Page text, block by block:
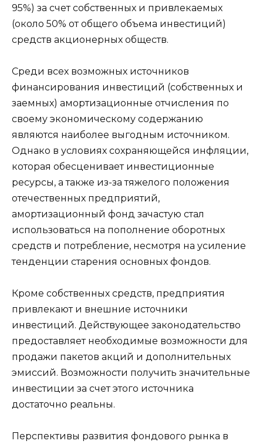
95%) за счет собственных и привлекаемых
(около 50% от общего объема инвестиций)
средств акционерных обществ.
Среди всех возможных источников
финансирования инвестиций (собственных и
заемных) амортизационные отчисления по
своему экономическому содержанию
являются наиболее выгодным источником.
Однако в условиях сохраняющейся инфляции,
которая обесценивает инвестиционные
ресурсы, а также из-за тяжелого положения
отечественных предприятий,
амортизационный фонд зачастую стал
использоваться на пополнение оборотных
средств и потребление, несмотря на усиление
тенденции старения основных фондов.
Кроме собственных средств, предприятия
привлекают и внешние источники
инвестиций. Действующее законодательство
предоставляет необходимые возможности для
продажи пакетов акций и дополнительных
эмиссий. Возможности получить значительные
инвестиции за счет этого источника
достаточно реальны.
Перспективы развития фондового рынка в